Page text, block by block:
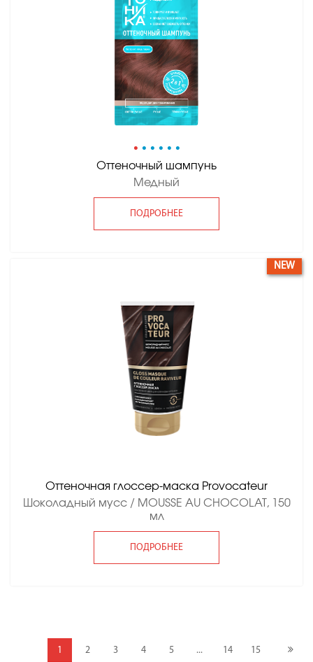
• • • • • •
Оттеночный шампунь
Медный
ПОДРОБНЕЕ
Оттеночная глоссер-маска Provocateur
Шоколадный мусс / MOUSSE AU CHOCOLAT, 150
мл
ПОДРОБНЕЕ
NEW
1 2 3 4 5 ... 14 15